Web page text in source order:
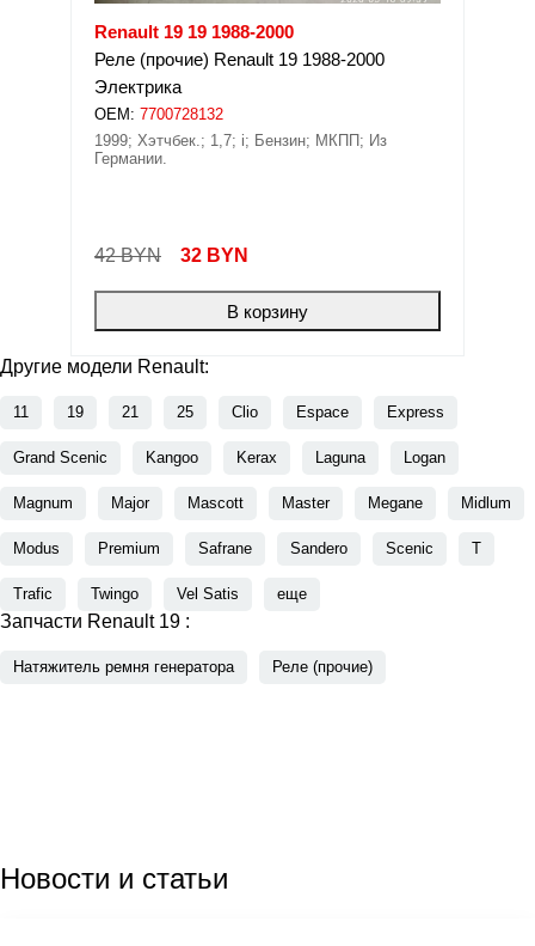
Renault 19 19 1988-2000
Реле (прочие) Renault 19 1988-2000
Электрика
OEM: 7700728132
1999; Хэтчбек.; 1,7; i; Бензин; МКПП; Из
Германии.
42 BYN 32 BYN
В корзину
Другие модели Renault:
11 19 21 25 Clio Espace Express
Grand Scenic Kangoo Kerax Laguna Logan
Magnum Major Mascott Master Megane Midlum
Modus Premium Safrane Sandero Scenic T
Trafic Twingo Vel Satis еще
Запчасти Renault 19 :
Натяжитель ремня генератора Реле (прочие)
Новости и статьи